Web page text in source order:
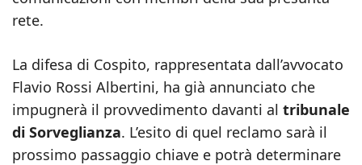
rete.
La difesa di Cospito, rappresentata dall’avvocato
Flavio Rossi Albertini, ha già annunciato che
impugnerà il provvedimento davanti al tribunale
di Sorveglianza. L’esito di quel reclamo sarà il
prossimo passaggio chiave e potrà determinare